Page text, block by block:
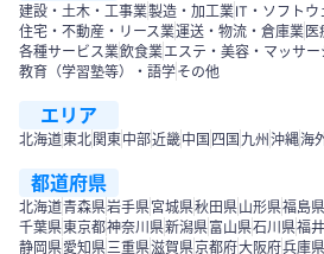
建設・土木・工事業製造・加工業IT・ソフトウ
住宅・不動産・リース業運送・物流・倉庫業
各種サービス業飲食業エステ・美容・マッサー
教育（学習塾等）・語学その他
エリア
北海道東北 関東中部近畿中国 四国 九州 沖縄海
都道府県
北海道青森県岩手県宮城県秋田県山形県福島県
千葉県東京都神奈川県新潟県富山県石川県福
静岡県愛知県三重県滋賀県京都府大阪府兵庫県